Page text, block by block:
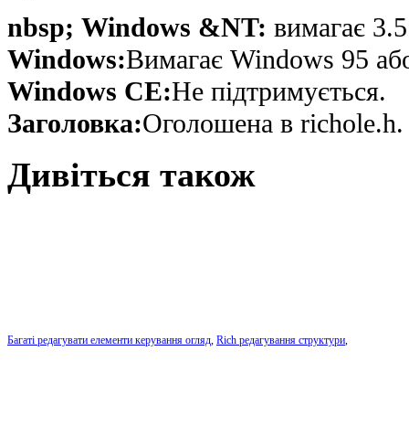
nbsp; Windows &NT: вимагає
Windows:Вимагає Windows 95 або
Windows CE:Не підтримується.
Заголовка:Оголошена в richole.h.
Дивіться також
Багаті редагувати елементи керування огляд, Rich редагування структури,